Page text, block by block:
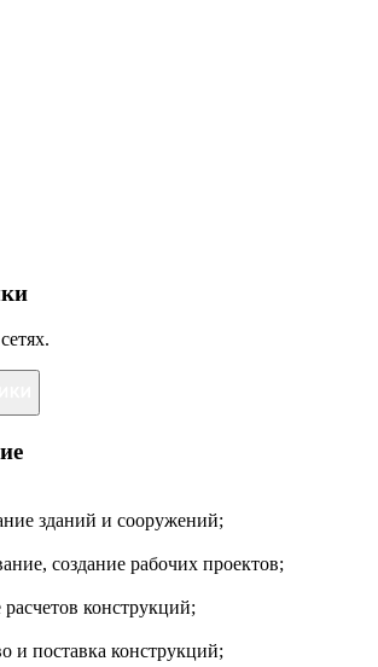
зданий и сооружений;
создание рабочих проектов;
конструкций;
и поставка конструкций;